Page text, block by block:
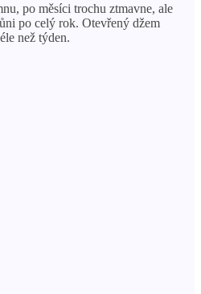
po měsíci trochu ztmavne, ale
po celý rok. Otevřený džem
než týden.